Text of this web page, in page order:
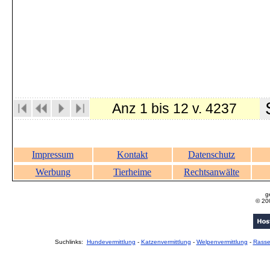
Anz 1 bis 12 v. 4237
Impressum Kontakt
Datenschutz
Werbung
Tierheime Rechtsanwälte
©
Suchlinks: Hundevermittlung - Katzenvermittlung - Welpenvermittlung -